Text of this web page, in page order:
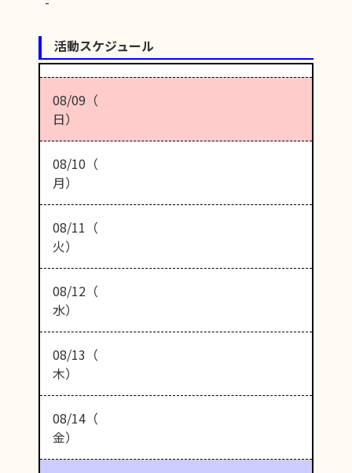
活動スケジュール
08/09（
日）
08/10（
月）
08/11（
火）
08/12（
水）
08/13（
木）
08/14（
金）